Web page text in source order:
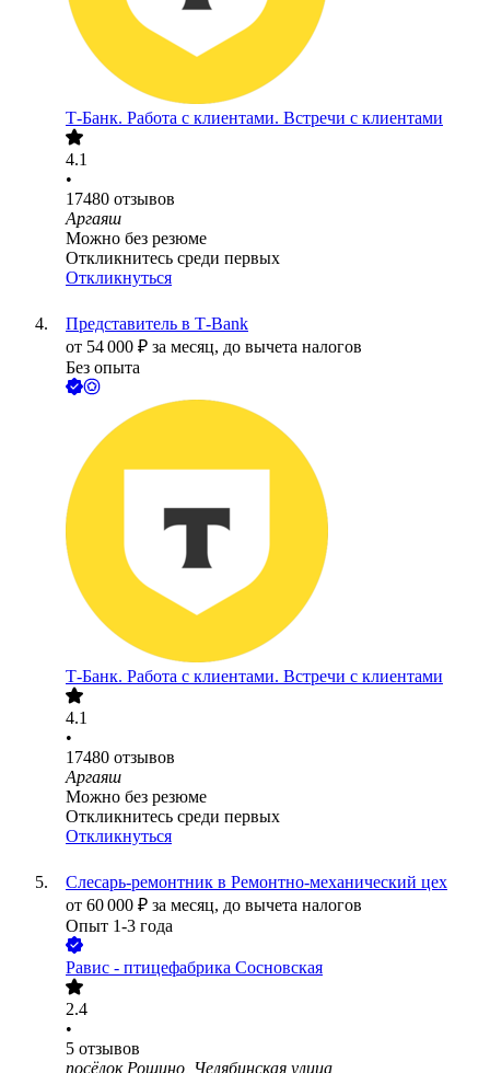
Т-Банк. Работа с клиентами. Встречи с клиентами
4.1
•
17480 отзывов
Аргаяш
Можно без резюме
Откликнитесь среди первых
Откликнуться
Представитель в Т-Bank
от 54 000 ₽ за месяц, до вычета налогов
Без опыта
Т-Банк. Работа с клиентами. Встречи с клиентами
4.1
•
17480 отзывов
Аргаяш
Можно без резюме
Откликнитесь среди первых
Откликнуться
Слесарь-ремонтник в Ремонтно-механический цех
от 60 000 ₽ за месяц, до вычета налогов
Опыт 1-3 года
Равис - птицефабрика Сосновская
2.4
•
5 отзывов
посёлок Рощино, Челябинская улица